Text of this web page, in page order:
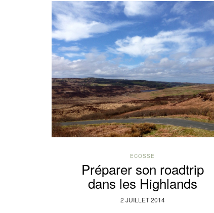
ECOSSE
Préparer son roadtrip
dans les Highlands
2 JUILLET 2014